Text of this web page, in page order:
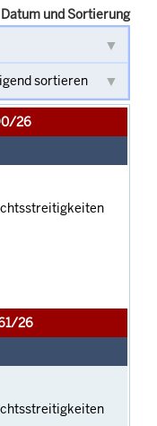
Datum und Sortierung
26
26